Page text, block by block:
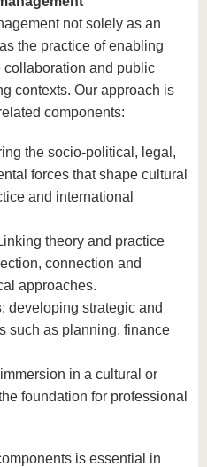
not solely as an
the practice of enabling
and public
contexts. Our approach is
components:
the socio-political, legal,
forces that shape cultural
and international
theory and practice
connection and
approaches.
: developing strategic and
such as planning, finance
in a cultural or
foundation for professional
is essential in